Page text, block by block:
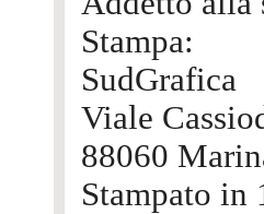
Stampa:
SudGrafica
Viale
88060
Stampato in